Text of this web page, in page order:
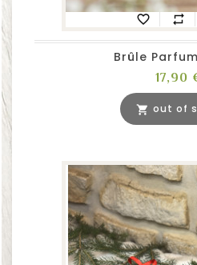
favorite_border repeat
Brûle
Prix
17,90
shopping_cart out of